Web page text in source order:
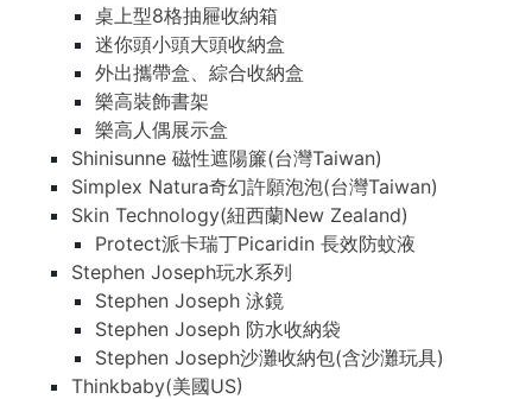
桌上型8格抽屜收納箱
迷你頭小頭大頭收納盒
外出攜帶盒、綜合收納盒
樂高裝飾書架
樂高人偶展示盒
Shinisunne 磁性遮陽簾(台灣Taiwan)
Simplex Natura奇幻許願泡泡(台灣Taiwan)
Skin Technology(紐西蘭New Zealand)
Protect派卡瑞丁Picaridin 長效防蚊液
Stephen Joseph玩水系列
Stephen Joseph 泳鏡
Stephen Joseph 防水收納袋
Stephen Joseph沙灘收納包(含沙灘玩具)
Thinkbaby(美國US)